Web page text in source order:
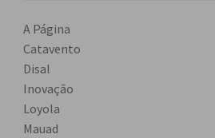
A Página
Catavento
Disal
Inovação
Loyola
Mauad